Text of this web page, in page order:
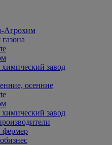
Агрохим
завод
осенние
завод
фермер